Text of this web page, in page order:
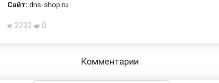
Сайт: dns-shop.ru
2232 0
Комментарии